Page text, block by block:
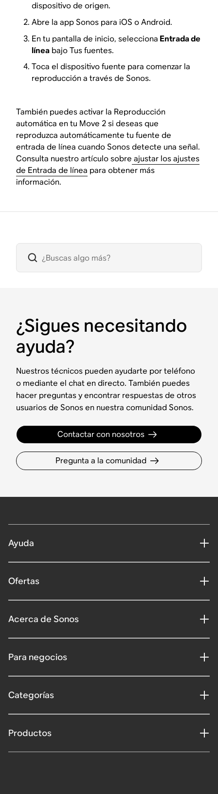
dispositivo de origen.
Abre la app Sonos para iOS o Android.
En tu pantalla de inicio, selecciona Entrada de
línea bajo Tus fuentes.
Toca el dispositivo fuente para comenzar la
reproducción a través de Sonos.
También puedes activar la Reproducción
automática en tu Move 2 si deseas que
reproduzca automáticamente tu fuente de
entrada de línea cuando Sonos detecte una señal.
Consulta nuestro artículo sobre ajustar los ajustes
de Entrada de línea para obtener más
información.
¿Sigues necesitando
ayuda?
Nuestros técnicos pueden ayudarte por teléfono
o mediante el chat en directo. También puedes
hacer preguntas y encontrar respuestas de otros
usuarios de Sonos en nuestra comunidad Sonos.
Contactar con nosotros
Pregunta a la comunidad
Ayuda
Ofertas
Acerca de Sonos
Para negocios
Categorías
Productos